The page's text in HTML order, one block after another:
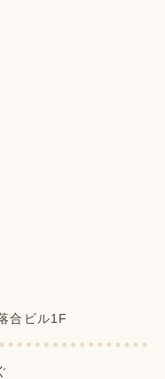
合ビル1F